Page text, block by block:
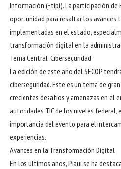
Información (Etipi). La participación de
oportunidad para resaltar los avances
implementadas en el estado,
transformación digital en la
Tema Central: Ciberseguridad
La edición de este año del SECOP
ciberseguridad. Este es un tema de
crecientes desafíos y amenazas en el
autoridades TIC de los niveles
importancia del evento para el
experiencias.
Avances en la Transformación Digital
En los últimos años, Piauí se ha